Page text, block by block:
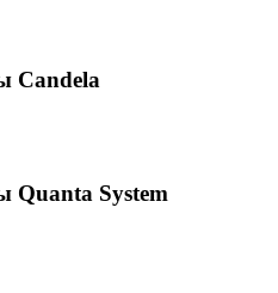
Candela
Quanta System